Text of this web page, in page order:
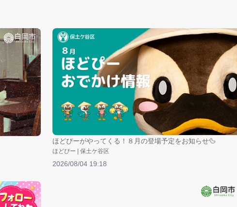
ほどぴーがやってくる！８月の登場予定をお知らせ🦆
ほどぴー | 保土ケ谷区
2026/08/04 19:18